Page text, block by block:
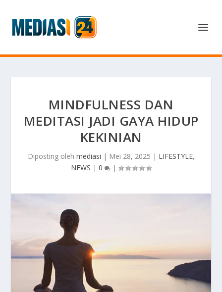
MINDFULNESS DAN
MEDITASI JADI GAYA HIDUP
KEKINIAN
Diposting oleh mediasi | Mei 28, 2025 | LIFESTYLE,
NEWS | 0 |